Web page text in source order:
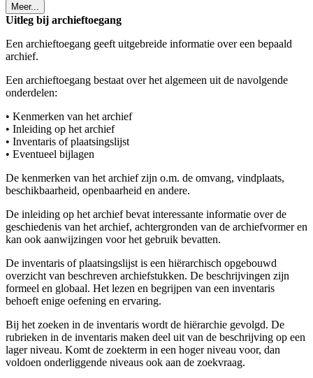
Meer...
Uitleg bij archieftoegang
Een archieftoegang geeft uitgebreide informatie over een bepaald
archief.
Een archieftoegang bestaat over het algemeen uit de navolgende
onderdelen:
• Kenmerken van het archief
• Inleiding op het archief
• Inventaris of plaatsingslijst
• Eventueel bijlagen
De kenmerken van het archief zijn o.m. de omvang, vindplaats,
beschikbaarheid, openbaarheid en andere.
De inleiding op het archief bevat interessante informatie over de
geschiedenis van het archief, achtergronden van de archiefvormer en
kan ook aanwijzingen voor het gebruik bevatten.
De inventaris of plaatsingslijst is een hiërarchisch opgebouwd
overzicht van beschreven archiefstukken. De beschrijvingen zijn
formeel en globaal. Het lezen en begrijpen van een inventaris
behoeft enige oefening en ervaring.
Bij het zoeken in de inventaris wordt de hiërarchie gevolgd. De
rubrieken in de inventaris maken deel uit van de beschrijving op een
lager niveau. Komt de zoekterm in een hoger niveau voor, dan
voldoen onderliggende niveaus ook aan de zoekvraag.